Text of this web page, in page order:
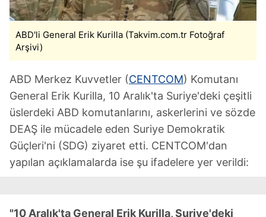
ABD'li General Erik Kurilla (Takvim.com.tr Fotoğraf
Arşivi)
ABD Merkez Kuvvetler (CENTCOM) Komutanı
General Erik Kurilla, 10 Aralık'ta Suriye'deki çeşitli
üslerdeki ABD komutanlarını, askerlerini ve sözde
DEAŞ ile mücadele eden Suriye Demokratik
Güçleri'ni (SDG) ziyaret etti. CENTCOM'dan
yapılan açıklamalarda ise şu ifadelere yer verildi:
"10 Aralık'ta General Erik Kurilla, Suriye'deki